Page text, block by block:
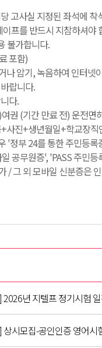
고사실 지정된 좌석에 착
프를 반드시 지참하셔야
불가합니다.
포함)
나 암기, 녹음하여 인터
랍니다.
다.
권 (기간 만료 전) 운전
사진+생년월일+학교장
'정부 24를 통한 주민등록
공무원증', 'PASS 주민
/ 그 외 모바일 신분증은
2026년 지텔프 정기시험
상시모집-공인인증 영어시